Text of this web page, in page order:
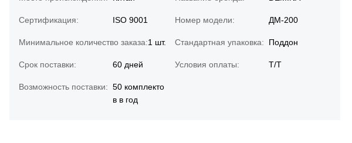
Сертификация: ISO 9001 Номер модели: ДМ-200
Минимальное количество заказа:1 шт. Стандартная упаковка: Поддон
Срок поставки: 60 дней Условия оплаты: Т/Т
Возможность поставки: 50 комплекто
в в год